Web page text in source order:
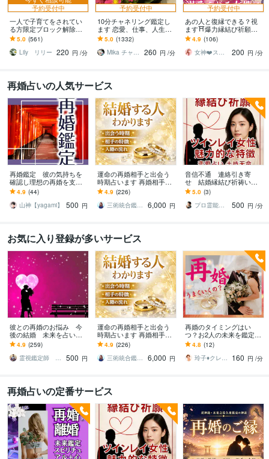
予約受付中
一人で子育てをされてい
る方限定ブロック解除致
します 頑張っているあな
たの応援致します
5.0 (561)
Lily リリー 220 円 /分
予約受付中
10分チャネリング鑑定し
ます 恋愛、仕事、人生、
人間関係、早ければ数分
で鑑定いたします！
5.0 (1332)
Mika チャネリング
260 円 /分
予約受付中
あの人と復縁できる？視
ます⛩️爆力縁結び祈願し
ます 鑑定後❤️恐ろしい程
溺愛される❤️夏限定価格2
20→200円
4.9 (106)
女神❤️スピリチュアルヒーラー❤️りんか
200 円 /分
再婚占いの人気サービス
再婚鑑定 彼の気持ちを
確認し理想の再婚を支援
します 片思い/運命の相手
が理想の再婚相手から鑑
定します。
4.9 (44)
山神【yagami】
500 円
運命の再婚相手と出会う
時期占います 再婚相手の
特徴・出会う時期・結婚
の未来まで鑑定
4.9 (226)
三術統合鑑定師 優未華
6,000 円
音信不通 連絡引き寄
せ 結婚縁結び祈祷いた
します 結婚生活を幸せ
【復活愛】彼に溺愛され
る御祈祷をさせて頂きま
5.0 (3)
プロ霊能力者 結心（ゆうしん）
500 円 /分
お気に入り登録が多いサービス
彼との再婚のお悩み 今
後の結婚 未来を占いま
す 霊視鑑定で結婚運を占
い、幸せな結婚生活へと
お導きします
4.9 (259)
霊視鑑定師 馨 カオル
500 円
運命の再婚相手と出会う
時期占います 再婚相手の
特徴・出会う時期・結婚
の未来まで鑑定
4.9 (226)
三術統合鑑定師 優未華
6,000 円
再婚のタイミングはい
つ？お2人の未来を鑑定し
ます 今度こそ幸せになり
たい♡結婚・入籍のタイ
ミングを鑑定します
4.8 (12)
玲子♦️クレアインサイト（洞視）
160 円 /分
再婚占いの定番サービス